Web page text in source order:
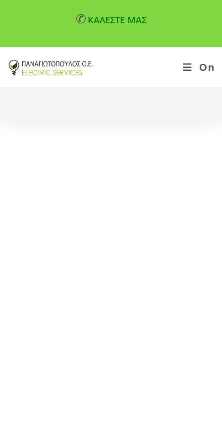
✆ ΚΑΛΕΣΤΕ ΜΑΣ
On